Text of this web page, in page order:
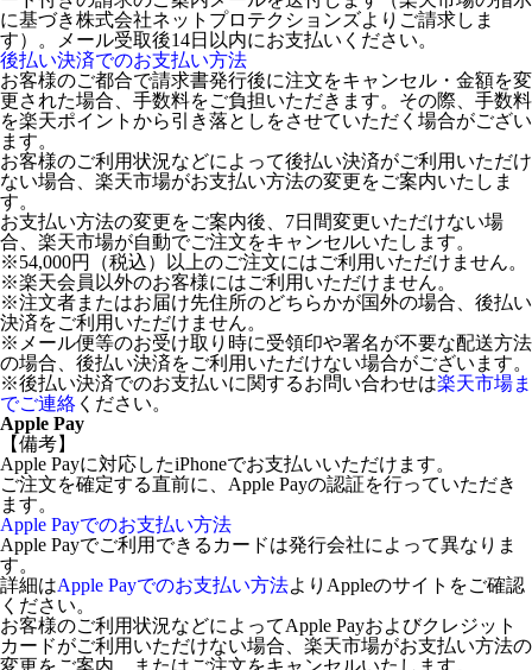
に基づき株式会社ネットプロテクションズよりご請求しま
す）。メール受取後14日以内にお支払いください。
後払い決済でのお支払い方法
お客様のご都合で請求書発行後に注文をキャンセル・金額を変
更された場合、手数料をご負担いただきます。その際、手数料
を楽天ポイントから引き落としをさせていただく場合がござい
ます。
お客様のご利用状況などによって後払い決済がご利用いただけ
ない場合、楽天市場がお支払い方法の変更をご案内いたしま
す。
お支払い方法の変更をご案内後、7日間変更いただけない場
合、楽天市場が自動でご注文をキャンセルいたします。
※54,000円（税込）以上のご注文にはご利用いただけません。
※楽天会員以外のお客様にはご利用いただけません。
※注文者またはお届け先住所のどちらかが国外の場合、後払い
決済をご利用いただけません。
※メール便等のお受け取り時に受領印や署名が不要な配送方法
の場合、後払い決済をご利用いただけない場合がございます。
※後払い決済でのお支払いに関するお問い合わせは楽天市場ま
でご連絡 ください。
Apple Pay
【備考】
Apple Payに対応したiPhoneでお支払いいただけます。
ご注文を確定する直前に、Apple Payの認証を行っていただき
ます。
Apple Payでのお支払い方法
Apple Payでご利用できるカードは発行会社によって異なりま
す。
詳細はApple Payでのお支払い方法よりAppleのサイトをご確認
ください。
お客様のご利用状況などによってApple Payおよびクレジット
カードがご利用いただけない場合、楽天市場がお支払い方法の
変更をご案内、またはご注文をキャンセルいたします。